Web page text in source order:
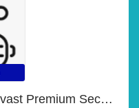
Fino al 22% di sconto sui Avast Premium Security 2021 per un tempo limitato